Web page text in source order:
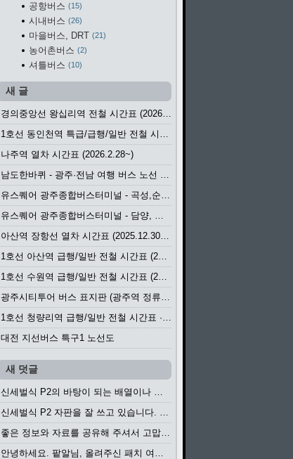
공항버스 15
시내버스 26
마을버스, DRT 21
농어촌버스 2
셔틀버스 10
새 글
경의중앙선 왕십리역 전철 시간표 (2026.4.20~)
1호선 동인천역 특급/급행/일반 전철 시간표 (2026.2.28~)
나주역 열차 시간표 (2026.2.28~)
남도한바퀴 - 광주·전남 여행 버스 노선 (2026.3.1~5.31)
유스퀘어 광주종합버스터미널 - 곡성,순천／화순,보성,율포 방면 시외버스 시간표 (2026.1.31)
유스퀘어 광주종합버스터미널 - 담양, 순창, 남원, 무주, 장수, 거창, 대구 방면 시외버스 시간표 (2026...
아산역 장항선 열차 시간표 (2025.12.30 기준) (무궁화호, ITX-마음, 새마을호, 서해금빛열차)
1호선 아산역 급행/일반 전철 시간표 (2025.12.30~)
1호선 수원역 급행/일반 전철 시간표 (2025.12.30~)
광주시티투어 버스 표지판 (광주역 정류장) (2024?)
1호선 청량리역 급행/일반 전철 시간표 · 노선도 (2025.12.30~)
대전 지선버스 특구1 노선도
새 덧글
신세벌식 P2의 바탕이 되는 배열이나 주요 기능...
신세벌식 P2 자판을 잘 쓰고 있습니다. 쓰기 편리...
좋은 정보와 자료를 공유해 주셔서 고맙습니다....
안녕하세요. 팥알님, 올려주신 패치 여러모로 감사...